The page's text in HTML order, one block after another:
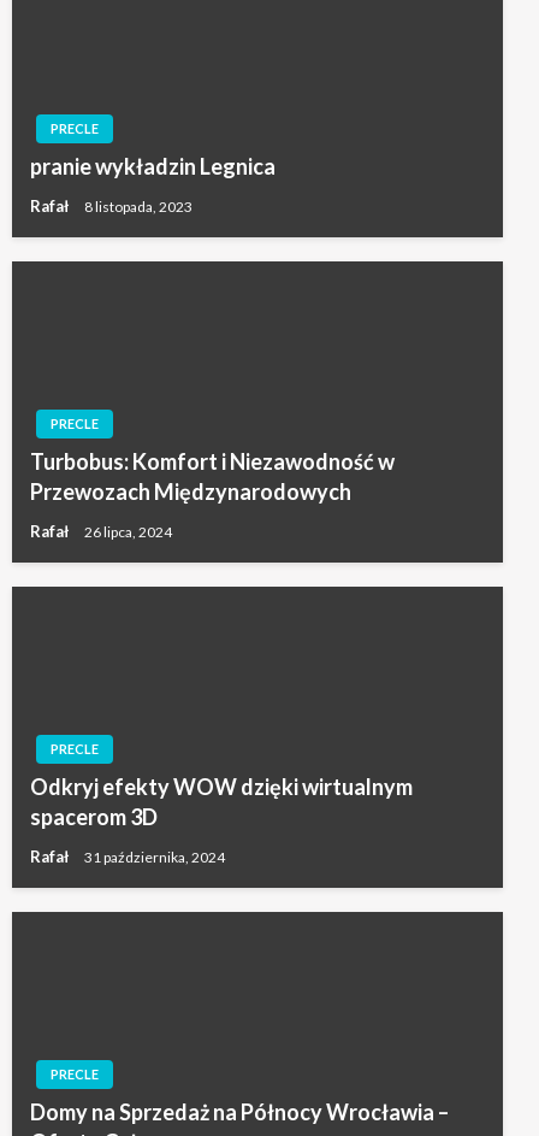
PRECLE
pranie wykładzin Legnica
Rafał 8 listopada, 2023
PRECLE
Turbobus: Komfort i Niezawodność w
Przewozach Międzynarodowych
Rafał 26 lipca, 2024
PRECLE
Odkryj efekty WOW dzięki wirtualnym
spacerom 3D
Rafał 31 października, 2024
PRECLE
Domy na Sprzedaż na Północy Wrocławia –